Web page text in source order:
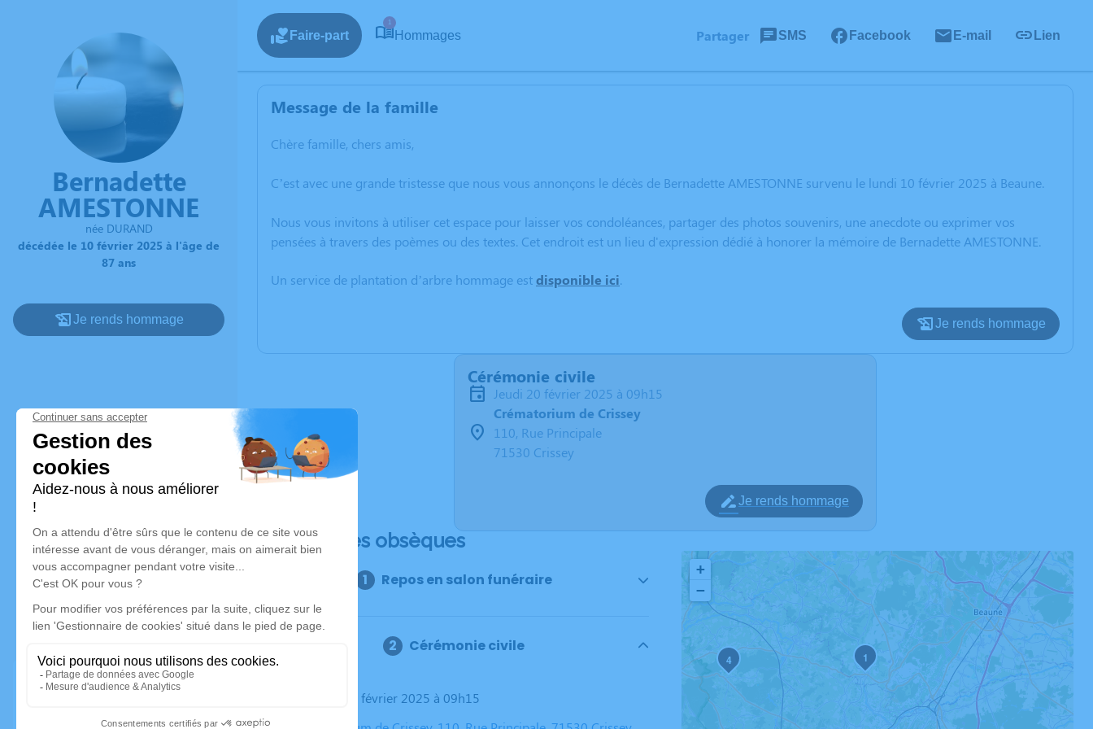
Bernadette
AMESTONNE
née DURAND
décédée le 10 février 2025 à l'âge de
87 ans
Je rends hommage
Faire-part
1
Hommages Partager SMS Facebook E-mail Lien
Message de la famille
Chère famille, chers amis,
C’est avec une grande tristesse que nous vous annonçons le décès de Bernadette AMESTONNE survenu le lundi 10 février 2025 à Beaune.
Nous vous invitons à utiliser cet espace pour laisser vos condoléances, partager des photos souvenirs, une anecdote ou exprimer vos
pensées à travers des poèmes ou des textes. Cet endroit est un lieu d'expression dédié à honorer la mémoire de Bernadette AMESTONNE.
Un service de plantation d’arbre hommage estdisponible ici.
Je rends hommage
Cérémonie civile
jeudi 20 février 2025 à 09h15
Crématorium de Crissey
110, Rue Principale
71530 Crissey
Je rends hommage
Déroulé des obsèques
Repos en salon funéraire
Cérémonie civile
Le jeudi 20 février 2025 à 09h15
1
4
+
−